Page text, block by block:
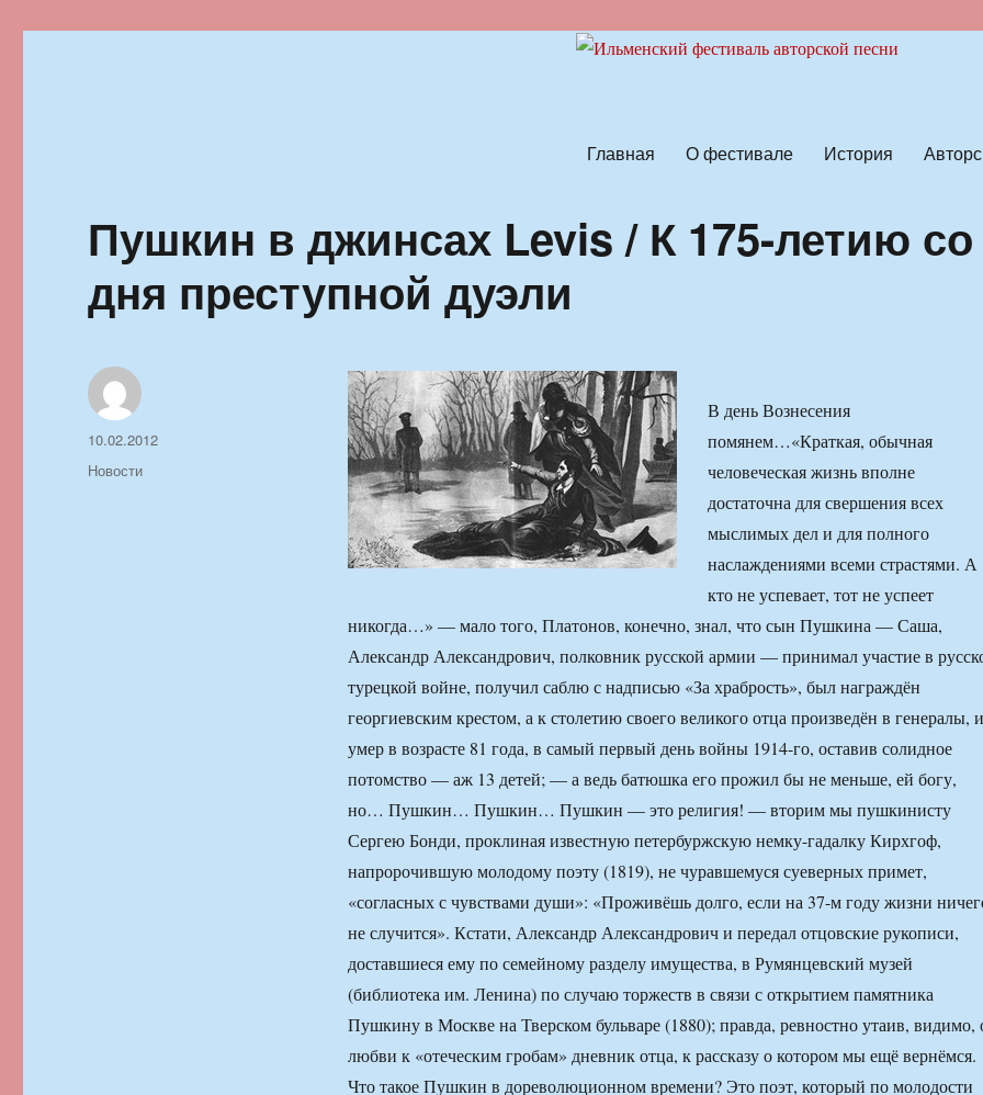
Главная О фестивале История
Пушкин в джинсах Levis / К 175-летию со
дня преступной дуэли
В день Вознесения
помянем…«Краткая, обычная
человеческая жизнь вполне
достаточна для свершения всех
мыслимых дел и для полного
наслаждениями всеми страстями. А
кто не успевает, тот не успеет
никогда…» — мало того, Платонов, конечно, знал, что сын Пушкина — Саша,
Александр Александрович, полковник русской армии — принимал участие в
турецкой войне, получил саблю с надписью «За храбрость», был награждён
георгиевским крестом, а к столетию своего великого отца произведён в генералы, и
умер в возрасте 81 года, в самый первый день войны 1914-го, оставив солидное
потомство — аж 13 детей; — а ведь батюшка его прожил бы не меньше, ей богу,
но… Пушкин… Пушкин… Пушкин — это религия! — вторим мы пушкинисту
Сергею Бонди, проклиная известную петербуржскую немку-гадалку Кирхгоф,
напророчившую молодому поэту (1819), не чуравшемуся суеверных примет,
«согласных с чувствами души»: «Проживёшь долго, если на 37-м году жизни
не случится». Кстати, Александр Александрович и передал отцовские рукописи,
доставшиеся ему по семейному разделу имущества, в Румянцевский музей
(библиотека им. Ленина) по случаю торжеств в связи с открытием памятника
Пушкину в Москве на Тверском бульваре (1880); правда, ревностно утаив, видимо,
любви к «отеческим гробам» дневник отца, к рассказу о котором мы ещё вернёмся.
Что такое Пушкин в дореволюционном времени? Это поэт, который по молодости
Автор
Опубликовано
10.02.2012
Рубрики
Новости